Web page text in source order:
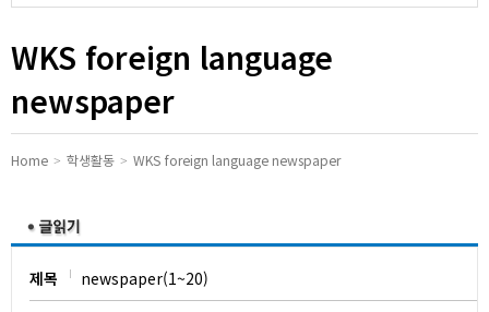
학교도서실
유치원
WKS foreign language
newspaper
Home 학생활동 WKS foreign language newspaper
제목
newspaper(1~20)